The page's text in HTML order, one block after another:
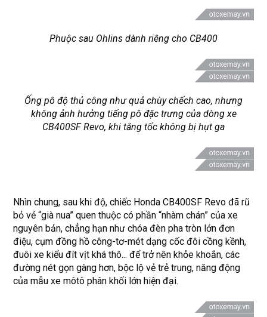
Phuộc sau Ohlins dành riêng cho CB400
Ống pô độ thủ công như quả chùy chếch cao, nhưng
không ảnh hưởng tiếng pô đặc trưng của dòng xe
CB400SF Revo, khi tăng tốc không bị hụt ga
Nhìn chung, sau khi độ, chiếc Honda CB400SF Revo đã rũ
bỏ vẻ “già nua” quen thuộc có phần “nhàm chán” của xe
nguyên bản, chẳng hạn như chóa đèn pha tròn lớn đơn
điệu, cụm đồng hồ công-tơ-mét dạng cốc đôi cồng kềnh,
đuôi xe kiểu đít vịt khá thô... để trở nên khỏe khoắn, các
đường nét gọn gàng hơn, bộc lộ vẻ trẻ trung, năng động
của mẫu xe môtô phân khối lớn hiện đại.